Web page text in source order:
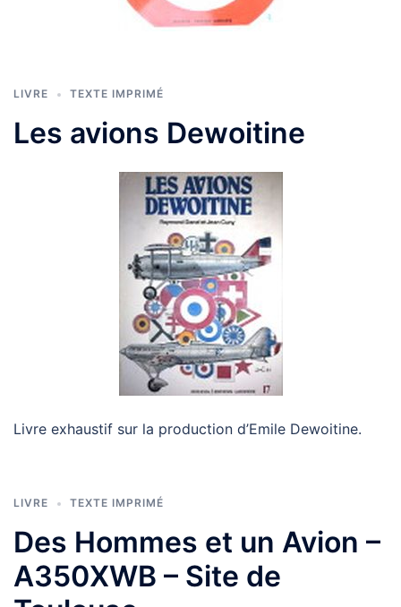
LIVRE TEXTE IMPRIMÉ
Les avions Dewoitine
Livre exhaustif sur la production d’Emile Dewoitine.
LIVRE TEXTE IMPRIMÉ
Des Hommes et un Avion –
A350XWB – Site de